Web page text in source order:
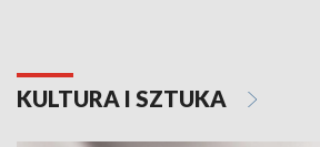
KULTURA I SZTUKA